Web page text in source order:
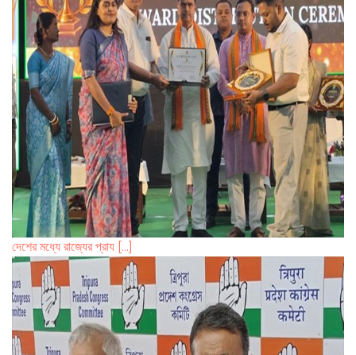
দেশের মধ্যে রাজ্যের প্রায [...]